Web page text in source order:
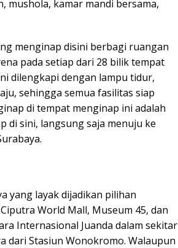
mushola, kamar mandi bersama,
menginap disini berbagi ruangan
pada setiap dari 28 bilik tempat
dilengkapi dengan lampu tidur,
sehingga semua fasilitas siap
di tempat menginap ini adalah
di sini, langsung saja menuju ke
yang layak dijadikan pilihan
World Mall, Museum 45, dan
Internasional Juanda dalam sekitar
dari Stasiun Wonokromo. Walaupun